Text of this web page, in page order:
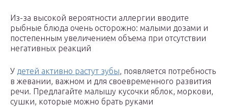
Из-за высокой вероятности аллергии вводите
рыбные блюда очень осторожно: малыми дозами и
постепенным увеличением объема при отсутствии
негативных реакций
У детей активно растут зубы, появляется потребность
в жевании, важном и для своевременного развития
речи. Предлагайте малышу кусочки яблок, моркови,
сушки, которые можно брать руками